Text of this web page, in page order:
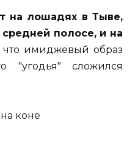
на лошадях в Тыве,
полосе, и на
что имиджевый образ
"угодья" сложился